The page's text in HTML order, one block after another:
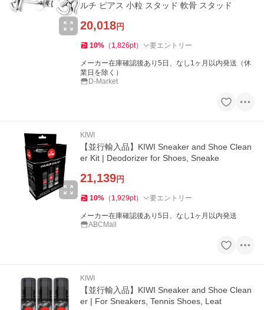
ルチ ピアス 小粒 スタッド 軟骨 スタッド
20,018円
10% （ 1,826pt） 要エントリー
メーカー在庫確認後あり5日、なし1ヶ月以内発送（休
業日を除く）
D-Market
KIWI
【並行輸入品】KIWI Sneaker and Shoe Clean
er Kit | Deodorizer for Shoes, Sneake
21,139円
10% （ 1,929pt） 要エントリー
メーカー在庫確認後あり5日、なし1ヶ月以内発送
ABCMall
KIWI
【並行輸入品】KIWI Sneaker and Shoe Clean
er | For Sneakers, Tennis Shoes, Leat